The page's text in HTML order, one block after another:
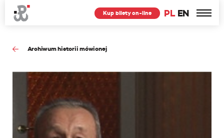
PL EN
Kup bilety on-line
Archiwum historii mówionej